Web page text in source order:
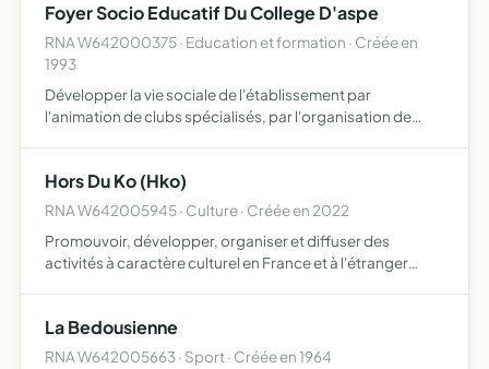
technique,economique et social o…
Foyer Socio Educatif Du College D'aspe
RNA W642000375 · Education et formation · Créée en
1993
Développer la vie sociale de l'établissement par
l'animation de clubs spécialisés, par l'organisation de
Hors Du Ko (Hko)
RNA W642005945 · Culture · Créée en 2022
Promouvoir, développer, organiser et diffuser des
activités à caractère culturel en France et à l'étranger
La Bedousienne
RNA W642005663 · Sport · Créée en 1964